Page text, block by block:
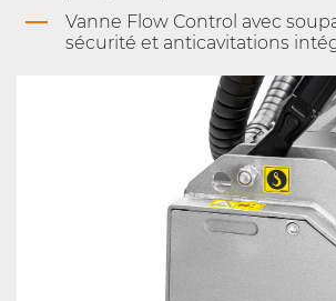
Vanne Flow Control avec
sécurité et anticavitations